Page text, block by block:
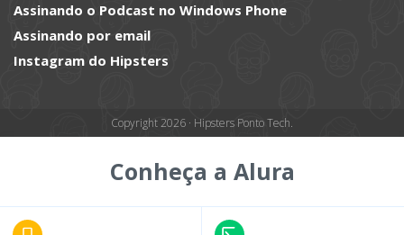
Assinando o Podcast no Windows Phone
Assinando por email
Instagram do Hipsters
Copyright 2026 · Hipsters Ponto Tech.
Conheça a Alura